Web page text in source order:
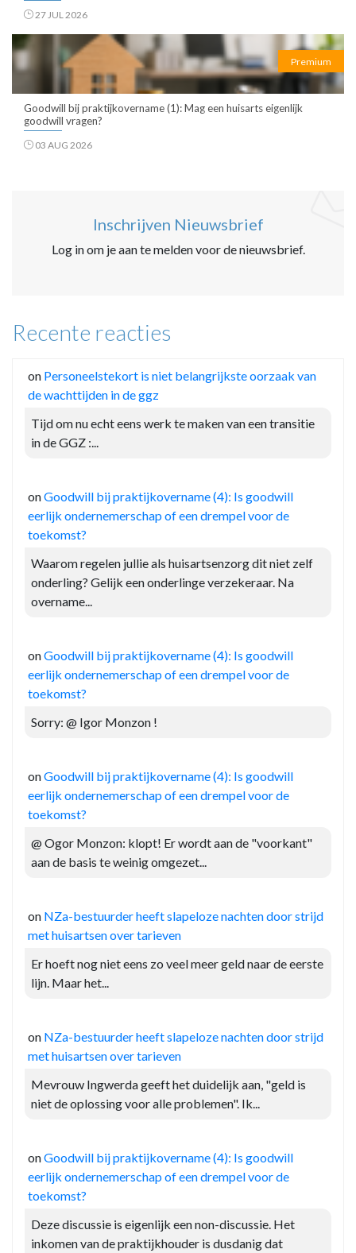
27 JUL 2026
Premium
Goodwill bij praktijkovername (1): Mag een huisarts eigenlijk
goodwill vragen?
03 AUG 2026
Inschrijven Nieuwsbrief
Log in om je aan te melden voor de nieuwsbrief.
Recente reacties
on Personeelstekort is niet belangrijkste oorzaak van
de wachttijden in de ggz
Tijd om nu echt eens werk te maken van een transitie
in de GGZ :...
onGoodwill bij praktijkovername (4): Is goodwill
eerlijk ondernemerschap of een drempel voor de
toekomst?
Waarom regelen jullie als huisartsenzorg dit niet zelf
onderling? Gelijk een onderlinge verzekeraar. Na
overname...
onGoodwill bij praktijkovername (4): Is goodwill
eerlijk ondernemerschap of een drempel voor de
toekomst?
Sorry: @ Igor Monzon !
onGoodwill bij praktijkovername (4): Is goodwill
eerlijk ondernemerschap of een drempel voor de
toekomst?
@ Ogor Monzon: klopt! Er wordt aan de "voorkant"
aan de basis te weinig omgezet...
on NZa-bestuurder heeft slapeloze nachten door strijd
met huisartsen over tarieven
Er hoeft nog niet eens zo veel meer geld naar de eerste
lijn. Maar het...
on NZa-bestuurder heeft slapeloze nachten door strijd
met huisartsen over tarieven
Mevrouw Ingwerda geeft het duidelijk aan, "geld is
niet de oplossing voor alle problemen". Ik...
onGoodwill bij praktijkovername (4): Is goodwill
eerlijk ondernemerschap of een drempel voor de
toekomst?
Deze discussie is eigenlijk een non-discussie. Het
inkomen van de praktijkhouder is dusdanig dat